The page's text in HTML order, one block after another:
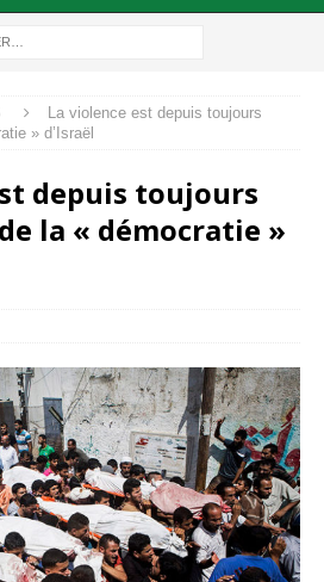
La violence est depuis toujours
» d’Israël
depuis toujours
la « démocratie »